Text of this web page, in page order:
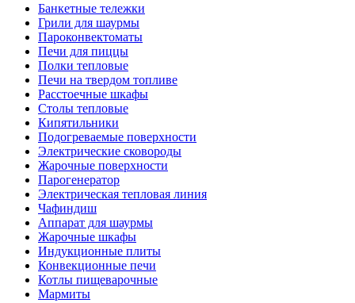
Банкетные тележки
Грили для шаурмы
Пароконвектоматы
Печи для пиццы
Полки тепловые
Печи на твердом топливе
Расстоечные шкафы
Столы тепловые
Кипятильники
Подогреваемые поверхности
Электрические сковороды
Жарочные поверхности
Парогенератор
Электрическая тепловая линия
Чафиндиш
Аппарат для шаурмы
Жарочные шкафы
Индукционные плиты
Конвекционные печи
Котлы пищеварочные
Мармиты